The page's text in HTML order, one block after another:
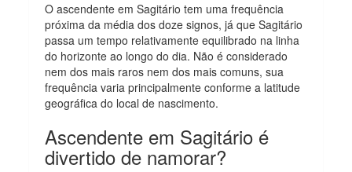
O ascendente em Sagitário tem uma frequência
próxima da média dos doze signos, já que Sagitário
passa um tempo relativamente equilibrado na linha
do horizonte ao longo do dia. Não é considerado
nem dos mais raros nem dos mais comuns, sua
frequência varia principalmente conforme a latitude
geográfica do local de nascimento.
Ascendente em Sagitário é
divertido de namorar?